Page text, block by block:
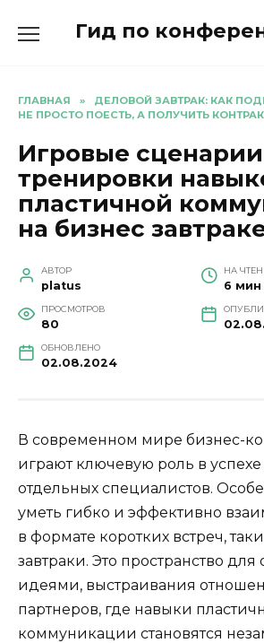
Гид по
ГЛАВНАЯ »
ДЕЛОВОЙ ЗАВТРАК: КАК
НЕ ПРОСТО ПОЕСТЬ, А ПОЛУЧИТЬ
Игровые
тренировки
пластичной
на бизнес
АВТОР
platus
НА
6 мин
ПРОСМОТРОВ
80
ОБНОВЛЕНО
02.08.2024
В современном мире бизнес-
играют ключевую роль в
отдельных специалистов.
уметь гибко и эффективно
в формате коротких встреч,
завтраки. Это пространство для
идеями, выстраивания
партнеров, где навыки
коммуникации становятся